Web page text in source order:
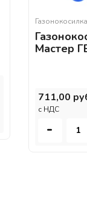
Газонокосилка
Мастер
711,00
c НДС
-